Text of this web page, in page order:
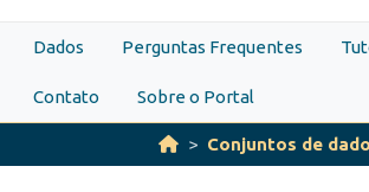
Dados Perguntas Frequentes
Contato Sobre o Portal
Conjuntos de